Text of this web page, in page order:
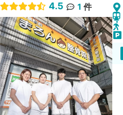
4.5 1 件